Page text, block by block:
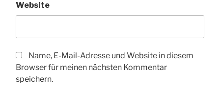
Website
Name, E-Mail-Adresse und Website in diesem
Browser für meinen nächsten Kommentar
speichern.